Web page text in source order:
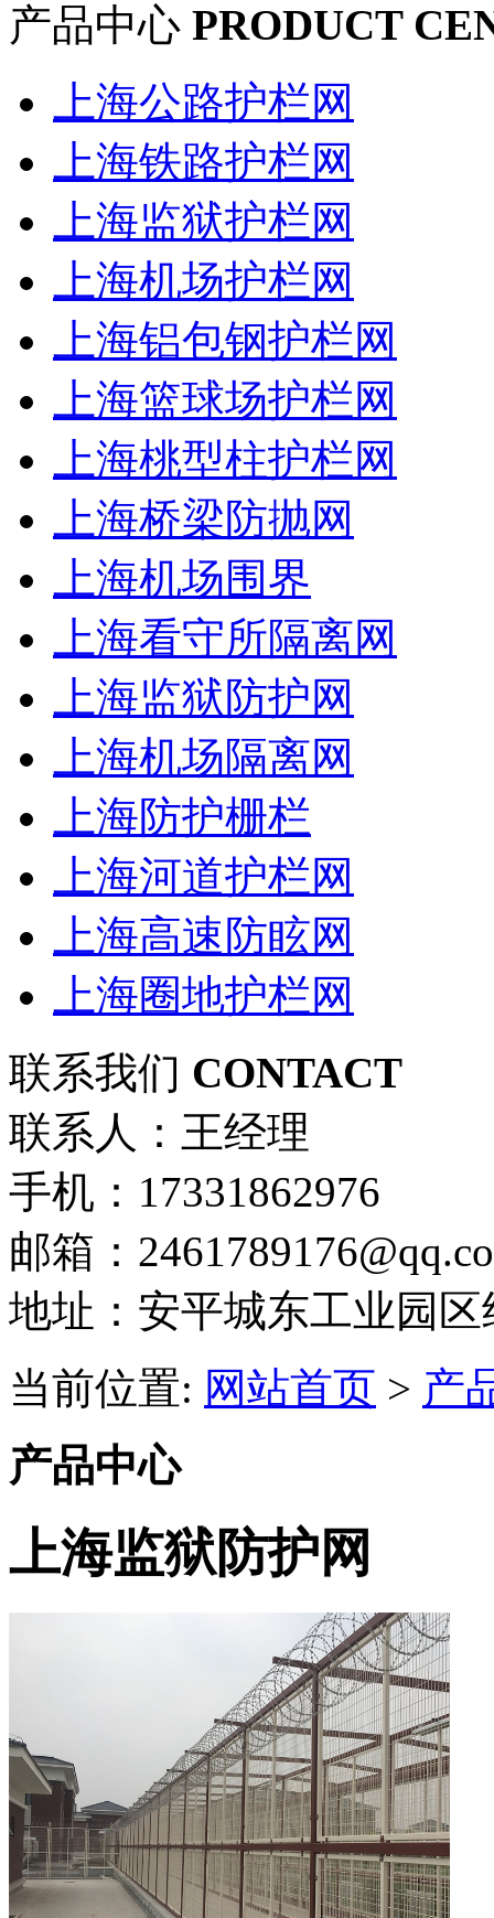
产品中心 PRODUCT
上海公路护栏网
上海铁路护栏网
上海监狱护栏网
上海机场护栏网
上海铝包钢护栏网
上海篮球场护栏网
上海桃型柱护栏网
上海桥梁防抛网
上海机场围界
上海看守所隔离网
上海监狱防护网
上海机场隔离网
上海防护栅栏
上海河道护栏网
上海高速防眩网
上海圈地护栏网
联系我们 CONTACT
联系人：王经理
手机：17331862976
邮箱：
地址：安平城东工业园区
当前位置: 网站首页 > 产
产品中心
上海监狱防护网